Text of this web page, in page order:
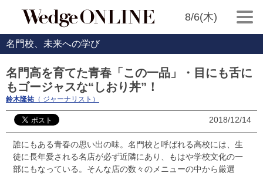
8/6(木)
名門校、未来への学び
名門高を育てた青春「この一品」・目にも舌に
もゴージャスな“しおり丼”！
鈴木隆祐 （ ジャーナリスト）
2018/12/14
誰にもある青春の思い出の味。名門校と呼ばれる高校には、生
徒に長年愛される名店が必ず近隣にあり、もはや学校文化の一
部にもなっている。そんな店の数々のメニューの中から厳選